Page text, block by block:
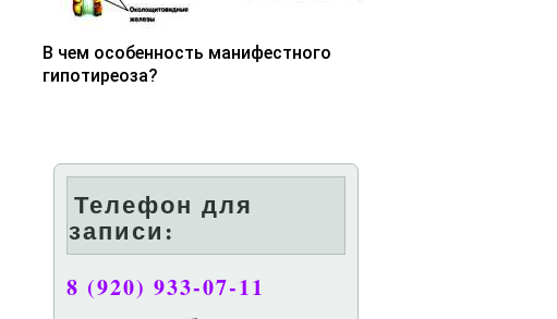
В чем особенность манифестного
гипотиреоза?
Телефон для
записи:
8 (920) 933-07-11